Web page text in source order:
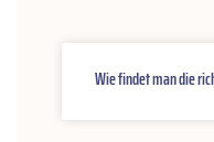
Wie findet man die